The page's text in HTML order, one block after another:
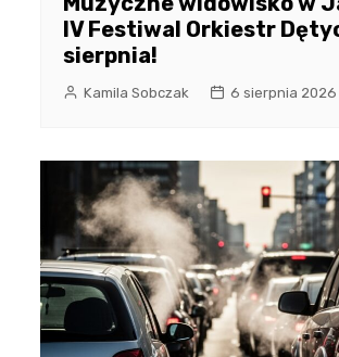
IV Festiwal Orkiestr
sierpnia!
Kamila Sobczak 6 sierpnia 2026